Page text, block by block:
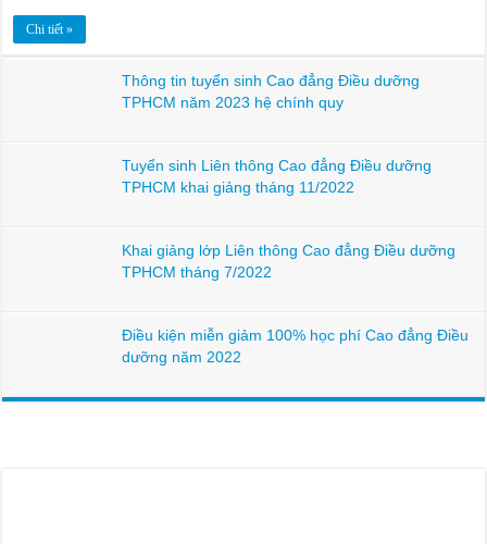
Chi tiết »
Thông tin tuyển sinh Cao đẳng Điều dưỡng
TPHCM năm 2023 hệ chính quy
Tuyển sinh Liên thông Cao đẳng Điều dưỡng
TPHCM khai giảng tháng 11/2022
Khai giảng lớp Liên thông Cao đẳng Điều dưỡng
TPHCM tháng 7/2022
Điều kiện miễn giảm 100% học phí Cao đẳng Điều
dưỡng năm 2022